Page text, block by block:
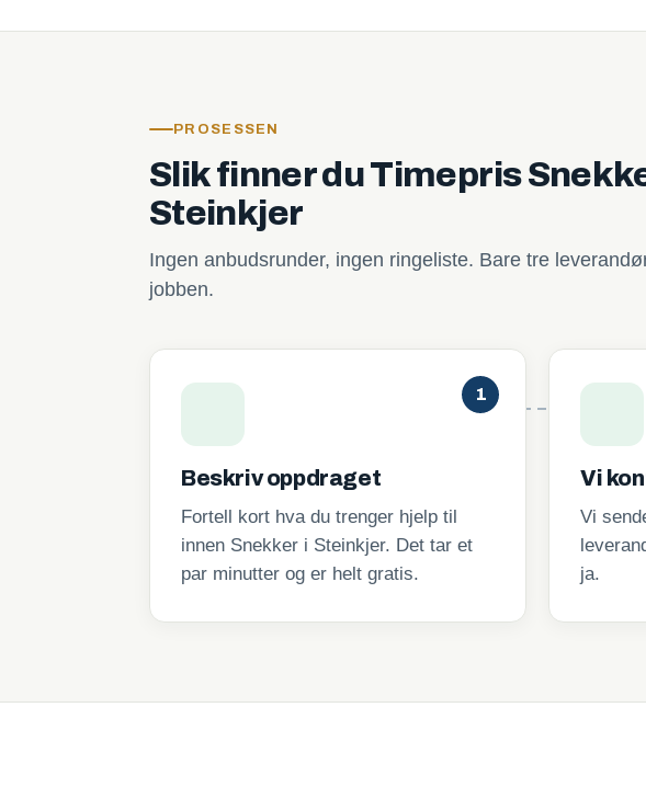
PROSESSEN
Slik finner du Timepris
Steinkjer
Ingen anbudsrunder, ingen ringeliste. Bare tre
jobben.
1
Beskriv oppdraget
Fortell kort hva du trenger hjelp til
innen Snekker i Steinkjer. Det tar et
par minutter og er helt gratis.
Vi
Vi
ja.